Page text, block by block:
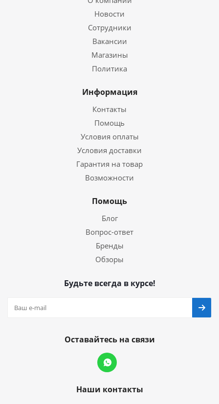
Новости
Сотрудники
Вакансии
Магазины
Политика
Информация
Контакты
Помощь
Условия оплаты
Условия доставки
Гарантия на товар
Возможности
Помощь
Блог
Вопрос-ответ
Бренды
Обзоры
Будьте всегда в курсе!
Оставайтесь на связи
Наши контакты